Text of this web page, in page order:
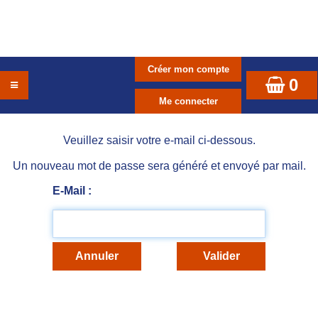
0
Veuillez saisir votre e-mail ci-dessous.
Un nouveau mot de passe sera généré et envoyé par mail.
E-Mail :